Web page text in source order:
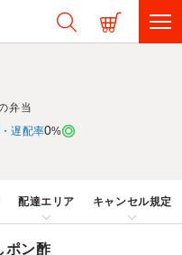
弁当
遅配率0%
配達エリア キャンセル規定
ポン酢